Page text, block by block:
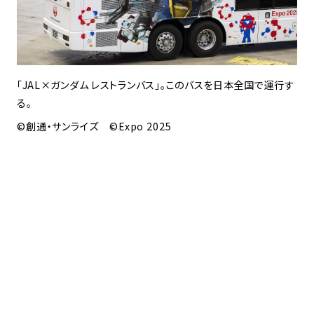
「JAL×ガンダム レストランバス」。このバスを日本全国で運行す
る。
©創通・サンライズ ©Expo 2025